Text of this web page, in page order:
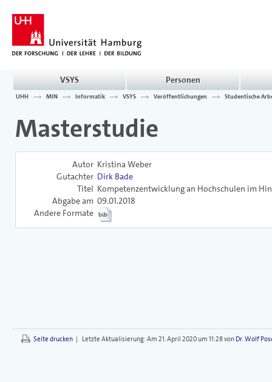
VSYS Personen
UHH MIN Informatik VSYS Veröffentlichungen Studentische
Masterstudie
Autor Kristina Weber
Gutachter Dirk Bade
Titel Kompetenzentwicklung an Hochschulen im
Abgabe am 09.01.2018
Andere Formate
Seite drucken | Letzte Aktualisierung:Am 21. April 2020 um 11:28 von Dr. Wolf